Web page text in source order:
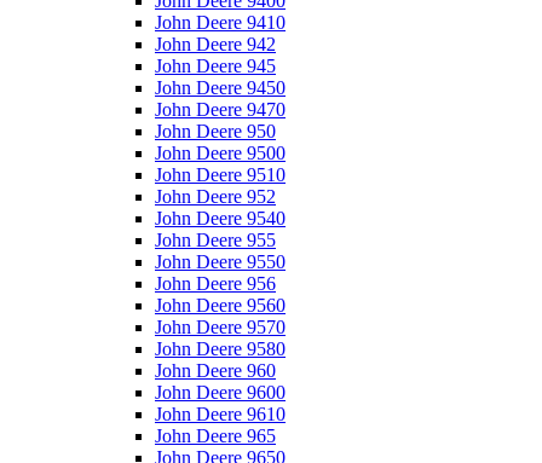
John Deere 9410
John Deere 942
John Deere 945
John Deere 9450
John Deere 9470
John Deere 950
John Deere 9500
John Deere 9510
John Deere 952
John Deere 9540
John Deere 955
John Deere 9550
John Deere 956
John Deere 9560
John Deere 9570
John Deere 9580
John Deere 960
John Deere 9600
John Deere 9610
John Deere 965
John Deere 9650